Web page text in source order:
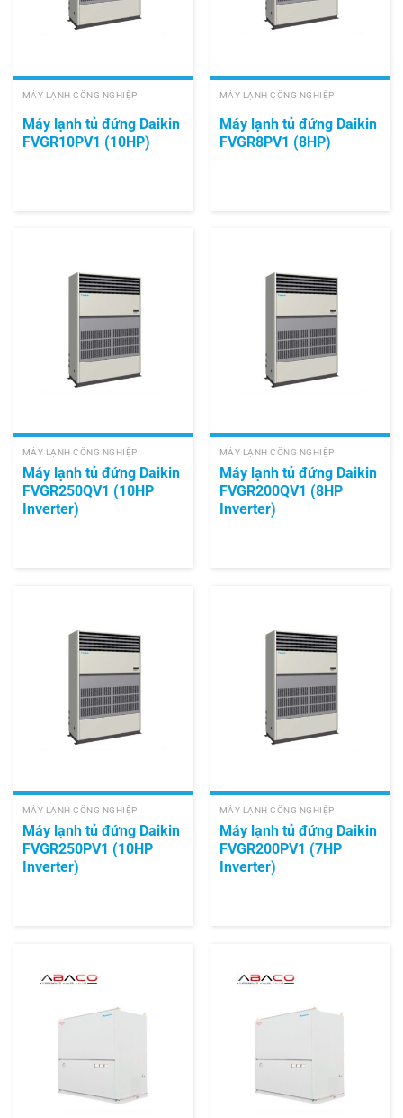
MÁY LẠNH CÔNG NGHIỆP
Máy lạnh tủ đứng Daikin
FVGR10PV1 (10HP)
MÁY LẠNH CÔNG NGHIỆP
Máy lạnh tủ đứng Daikin
FVGR8PV1 (8HP)
MÁY LẠNH CÔNG NGHIỆP
Máy lạnh tủ đứng Daikin
FVGR250QV1 (10HP
Inverter)
MÁY LẠNH CÔNG NGHIỆP
Máy lạnh tủ đứng Daikin
FVGR200QV1 (8HP
Inverter)
MÁY LẠNH CÔNG NGHIỆP
Máy lạnh tủ đứng Daikin
FVGR250PV1 (10HP
Inverter)
MÁY LẠNH CÔNG NGHIỆP
Máy lạnh tủ đứng Daikin
FVGR200PV1 (7HP
Inverter)